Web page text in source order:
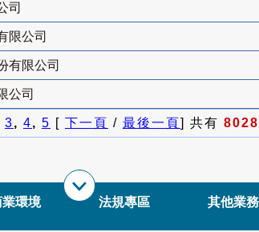
司
限公司
有限公司
公司
3, 4, 5 [ 下一頁 / 最後一頁] 共有 8028
業環境 法規專區 其他業務